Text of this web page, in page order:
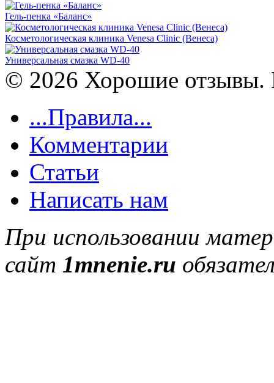
Гель-пенка «Баланс»
Косметологическая клиника Venesa Clinic (Венеса)
Универсальная смазка WD-40
© 2026 Хорошие отзывы.
...Правила...
Комментарии
Статьи
Написать нам
При использовании
сайт 1mnenie.ru